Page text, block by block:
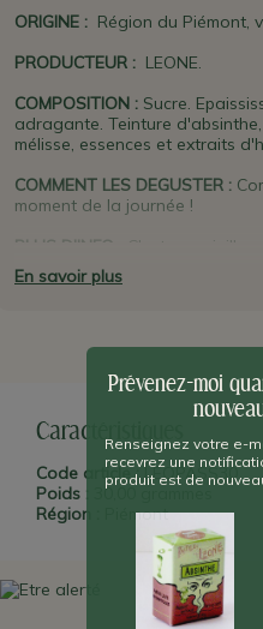
ORIGINE : Région du Piémont,
PRODUCTEUR : LEONE.
COMPOSITION : Sucre.
adragante. Teinture
mélisse, essences et extraits
COMMENT LES DEGUSTER :
moment de la journée !
PLUS D'INFO :
C'est une vieille
Suisse), berceau de l'absinthe,
pastilles sont la spécialité
Attention : Date Limite
En savoir plus
Caractéristiques
Code article : LEOPASS30
Poids :
30,00 grammes
Région :
Piémont
Prévenez-moi
Renseignez votre e-
recevrez une
produit est de